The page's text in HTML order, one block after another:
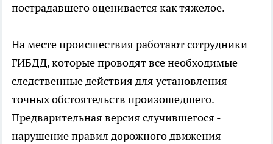
пострадавшего оценивается как тяжелое.
На месте происшествия работают сотрудники
ГИБДД, которые проводят все необходимые
следственные действия для установления
точных обстоятельств произошедшего.
Предварительная версия случившегося -
нарушение правил дорожного движения